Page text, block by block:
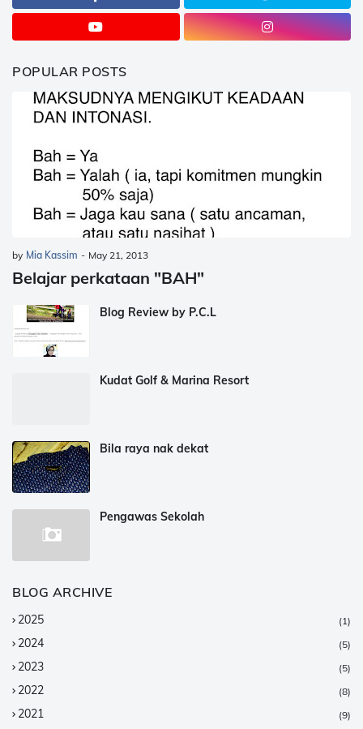
POPULAR POSTS
by Mia Kassim - May 21, 2013
Belajar perkataan "BAH"
Blog Review by P.C.L
Kudat Golf & Marina Resort
Bila raya nak dekat
Pengawas Sekolah
BLOG ARCHIVE
2025 (1)
2024 (5)
2023 (5)
2022 (8)
2021 (9)